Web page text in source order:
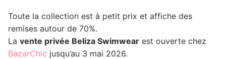
Toute la collection est à petit prix et affiche des
remises autour de 70%.
La vente privée Beliza Swimwear est ouverte chez
BazarChic jusqu’au 3 mai 2026.